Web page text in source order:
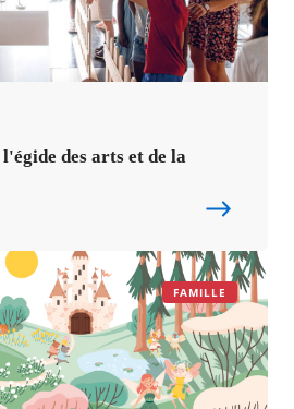
des arts et de la
FAMILLE